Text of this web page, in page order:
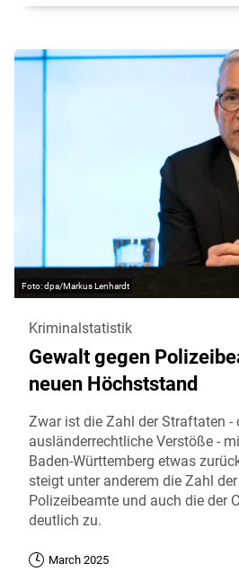
dpa/Markus Lenhardt
Kriminalstatistik
Gewalt gegen
neuen Höchststand
Zwar ist die Zahl der Straftaten -
ausländerrechtliche Verstöße -
Baden-Württemberg etwas
steigt unter anderem die Zahl
Polizeibeamte und auch die der
deutlich zu.
March 2025